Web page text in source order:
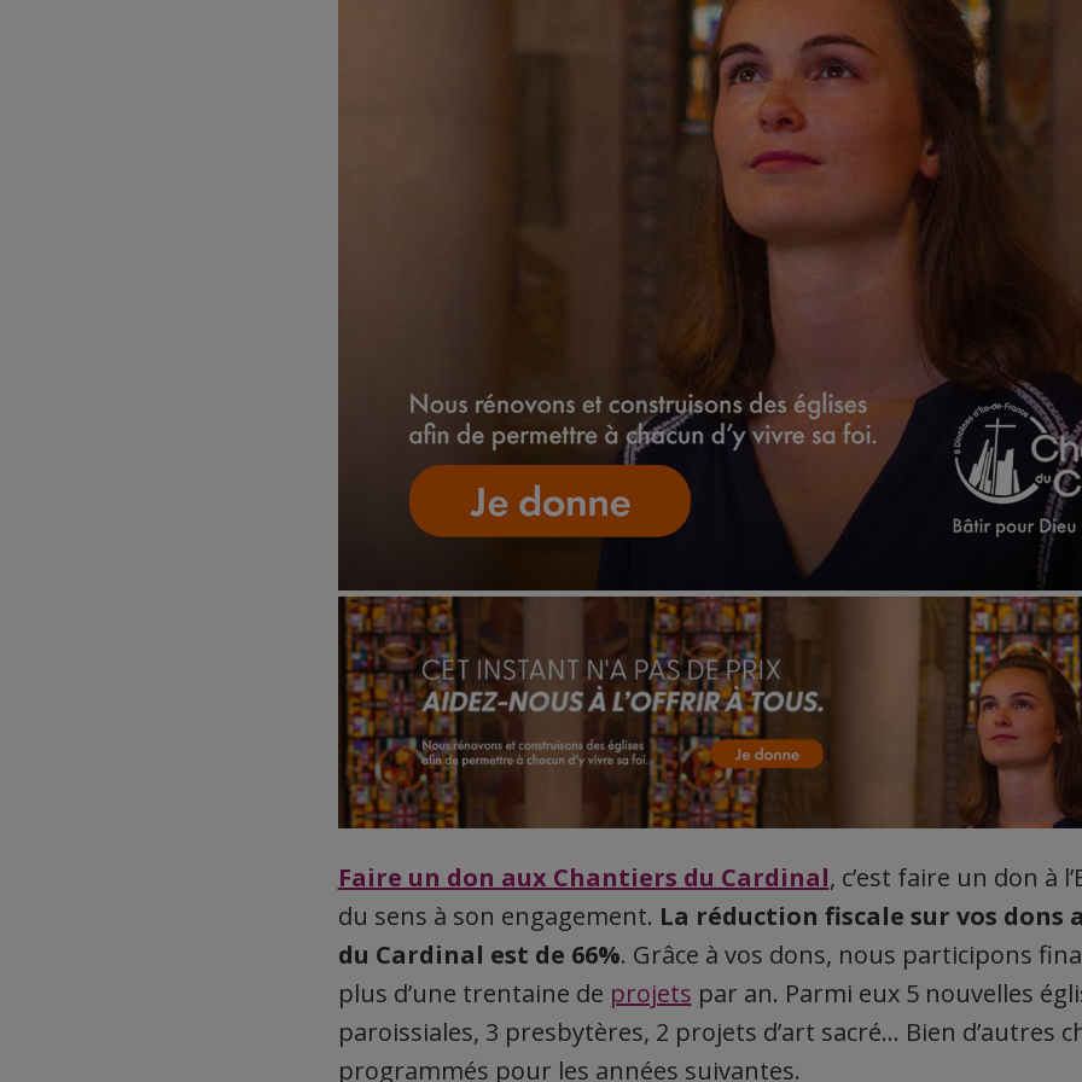
Faire un don aux Chantiers du Cardinal, c’est faire un don à
du sens à son engagement. La réduction fiscale sur vos dons
du Cardinal est de 66%. Grâce à vos dons, nous participons
plus d’une trentaine de projets par an. Parmi eux 5 nouvelles
paroissiales, 3 presbytères, 2 projets d’art sacré… Bien d’autres
programmés pour les années suivantes.